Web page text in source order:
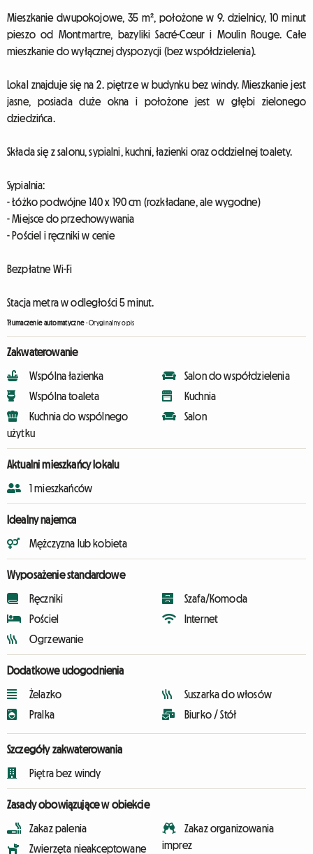
Mieszkanie dwupokojowe, 35 m², położone w 9. dzielnicy, 10 minut
pieszo od Montmartre, bazyliki Sacré-Cœur i Moulin Rouge. Całe
mieszkanie do wyłącznej dyspozycji (bez współdzielenia).
Lokal znajduje się na 2. piętrze w budynku bez windy. Mieszkanie jest
jasne, posiada duże okna i położone jest w głębi zielonego
dziedzińca.
Składa się z salonu, sypialni, kuchni, łazienki oraz oddzielnej toalety.
Sypialnia:
- Łóżko podwójne 140 x 190 cm (rozkładane, ale wygodne)
- Miejsce do przechowywania
- Pościel i ręczniki w cenie
Bezpłatne Wi-Fi
Stacja metra w odległości 5 minut.
Tłumaczenie automatyczne-Oryginalny opis
Zakwaterowanie
Wspólna łazienka
Wspólna toaleta
Kuchnia do wspólnego
użytku
Salon do współdzielenia
Kuchnia
Salon
Aktualni mieszkańcy lokalu
1 mieszkańców
Idealny najemca
Mężczyzna lub kobieta
Wyposażenie standardowe
Ręczniki
Pościel
Ogrzewanie
Szafa/Komoda
Internet
Dodatkowe udogodnienia
Żelazko
Pralka
Suszarka do włosów
Biurko / Stół
Szczegóły zakwaterowania
Piętra bez windy
Zasady obowiązujące w obiekcie
Zakaz palenia
Zwierzęta nieakceptowane
Zakaz organizowania
imprez